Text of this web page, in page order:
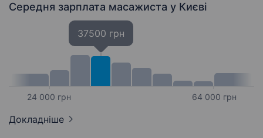
Середня зарплата масажиста у Києві
24 000 грн
37500 грн
64 000 грн
Докладніше